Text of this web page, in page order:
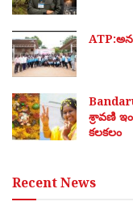
శ్రావణి
కలకలం
Recent News